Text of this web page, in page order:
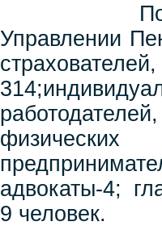
Управлении
адвокаты-4;
9 человек.